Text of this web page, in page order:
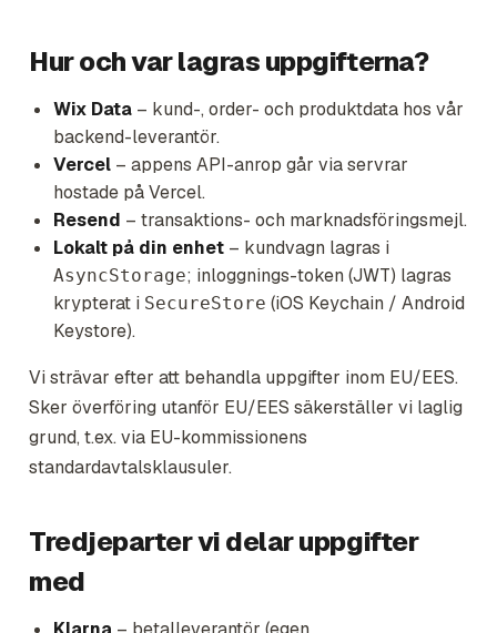
Hur och var lagras uppgifterna?
Wix Data – kund-, order- och produktdata hos vår
backend-leverantör.
Vercel – appens API-anrop går via servrar
hostade på Vercel.
Resend – transaktions- och marknadsföringsmejl.
Lokalt på din enhet – kundvagn lagras i
AsyncStorage; inloggnings-token (JWT) lagras
krypterat i SecureStore (iOS Keychain / Android
Keystore).
Vi strävar efter att behandla uppgifter inom EU/EES.
Sker överföring utanför EU/EES säkerställer vi laglig
grund, t.ex. via EU-kommissionens
standardavtalsklausuler.
Tredjeparter vi delar uppgifter
med